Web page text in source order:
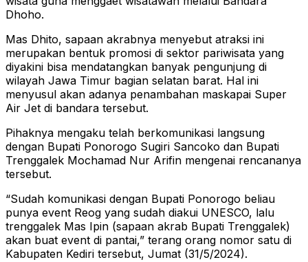
Dhoho.
Mas Dhito, sapaan akrabnya menyebut atraksi ini
merupakan bentuk promosi di sektor pariwisata yang
diyakini bisa mendatangkan banyak pengunjung di
wilayah Jawa Timur bagian selatan barat. Hal ini
menyusul akan adanya penambahan maskapai Super
Air Jet di bandara tersebut.
Pihaknya mengaku telah berkomunikasi langsung
dengan Bupati Ponorogo Sugiri Sancoko dan Bupati
Trenggalek Mochamad Nur Arifin mengenai rencananya
tersebut.
“Sudah komunikasi dengan Bupati Ponorogo beliau
punya event Reog yang sudah diakui UNESCO, lalu
trenggalek Mas Ipin (sapaan akrab Bupati Trenggalek)
akan buat event di pantai,” terang orang nomor satu di
Kabupaten Kediri tersebut, Jumat (31/5/2024).